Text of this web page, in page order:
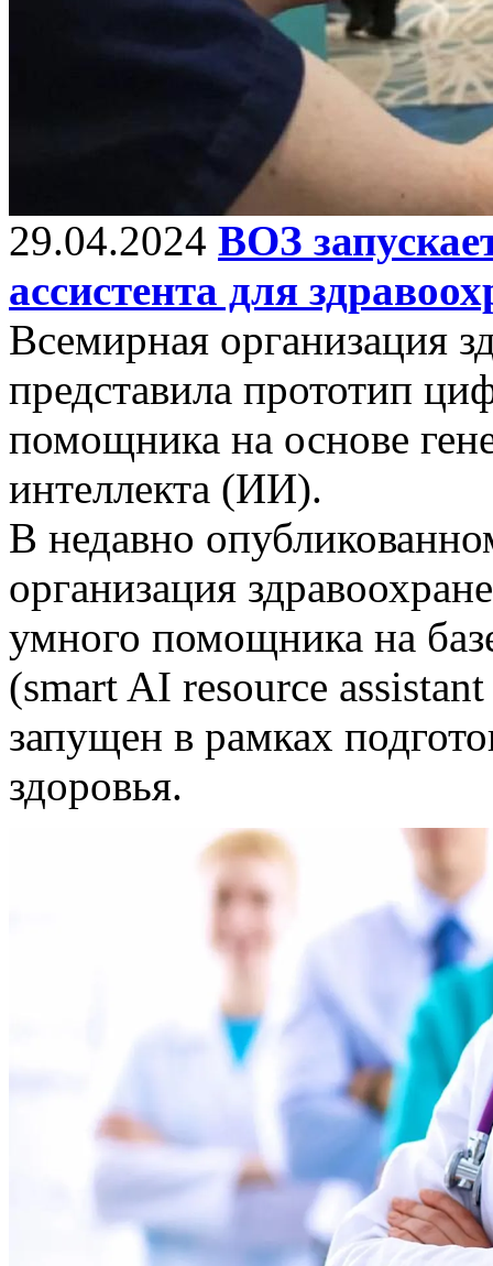
29.04.2024 ВОЗ
ассистента для
Всемирная организация
представила прототип
помощника на основе
интеллекта (ИИ).
В недавно
организация
умного помощника на
(smart AI resource
запущен в рамках
здоровья.